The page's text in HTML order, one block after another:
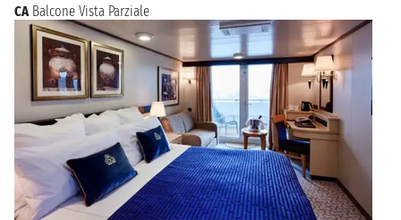
CA Balcone Vista Parziale